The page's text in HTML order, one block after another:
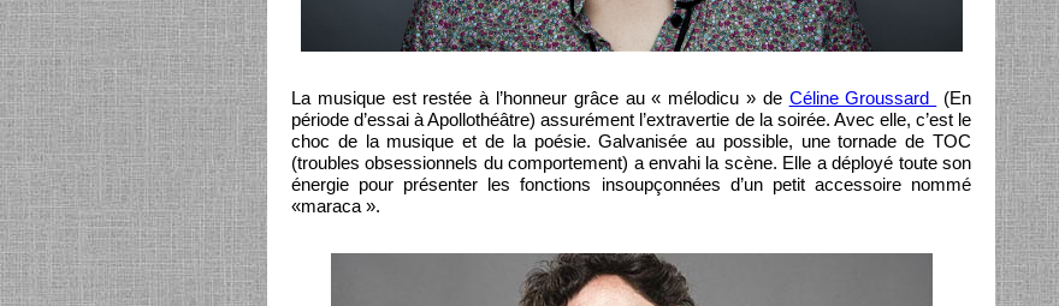
La musique est restée à l’honneur grâce au « mélodicu » de Céline Groussard
(En
période d’essai à Apollothéâtre) assurément l’extravertie de la soirée. Avec elle, c’est le
choc de la musique et de la poésie. Galvanisée au possible, une tornade de TOC
(troubles obsessionnels du comportement) a envahi la scène. Elle a déployé toute son
énergie pour présenter les fonctions insoupçonnées d’un petit accessoire nommé
«maraca ».